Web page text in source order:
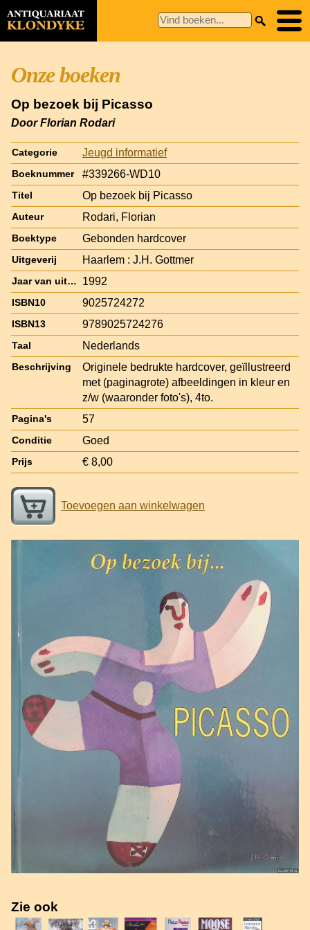
Onze boeken
Op bezoek bij Picasso
Door Florian Rodari
Categorie Jeugd informatief
Boeknummer #339266-WD10
Titel Op bezoek bij Picasso
Auteur Rodari, Florian
Boektype Gebonden hardcover
Uitgeverij Haarlem : J.H. Gottmer
Jaar van uitgave 1992
ISBN10 9025724272
ISBN13 9789025724276
Taal Nederlands
Beschrijving
Originele bedrukte hardcover, geïllustreerd
met (paginagrote) afbeeldingen in kleur en
z/w (waaronder foto's), 4to.
Pagina's 57
Conditie Goed
Prijs € 8,00
Toevoegen aan winkelwagen
Zie ook